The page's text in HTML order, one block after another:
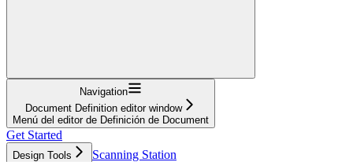
Navigation
Document Definition editor window
Menú del editor de Definición de Document
Get Started
Design Tools
Scanning Station